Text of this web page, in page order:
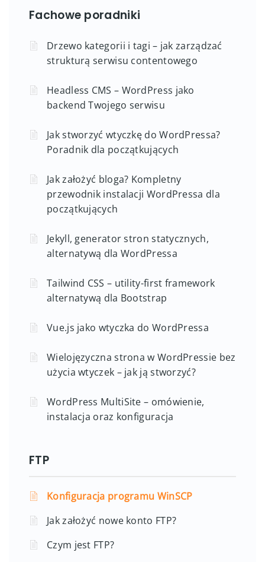
Fachowe poradniki
Drzewo kategorii i tagi – jak zarządzać
strukturą serwisu contentowego
Headless CMS – WordPress jako
backend Twojego serwisu
Jak stworzyć wtyczkę do WordPressa?
Poradnik dla początkujących
Jak założyć bloga? Kompletny
przewodnik instalacji WordPressa dla
początkujących
Jekyll, generator stron statycznych,
alternatywą dla WordPressa
Tailwind CSS – utility-first framework
alternatywą dla Bootstrap
Vue.js jako wtyczka do WordPressa
Wielojęzyczna strona w WordPressie bez
użycia wtyczek – jak ją stworzyć?
WordPress MultiSite – omówienie,
instalacja oraz konfiguracja
FTP
Konfiguracja programu WinSCP
Jak założyć nowe konto FTP?
Czym jest FTP?